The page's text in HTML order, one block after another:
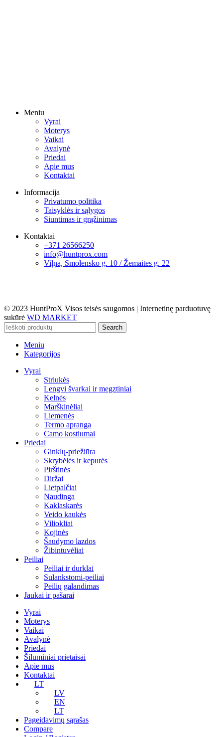
Meniu
Vyrai
Moterys
Vaikai
Avalynė
Priedai
Apie mus
Kontaktai
Informacija
Privatumo politika
Taisyklės ir sąlygos
Siuntimas ir grąžinimas
Kontaktai
+371 26566250
info@huntprox.com
Viļņa, Smolensko g. 10 / Žemaites g. 22
© 2023 HuntProX Visos teisės saugomos | Internetinę parduotuvę
sukūrė WD MARKET
Search
Meniu
Kategorijos
Vyrai
Striukės
Lengvi švarkai ir megztiniai
Kelnės
Marškinėliai
Liemenės
Termo apranga
Camo kostiumai
Priedai
Ginklų-priežiūra
Skrybėlės ir kepurės
Pirštinės
Diržai
Lietpalčiai
Naudinga
Kaklaskarės
Veido kaukės
Viliokliai
Kojinės
Šaudymo lazdos
Žibintuvėliai
Peiliai
Peiliai ir durklai
Sulankstomi-peiliai
Peilių galandimas
Jaukai ir pašarai
Vyrai
Moterys
Vaikai
Avalynė
Priedai
Šiluminiai prietaisai
Apie mus
Kontaktai
LT
LV
EN
LT
Pageidavimų sąrašas
Compare